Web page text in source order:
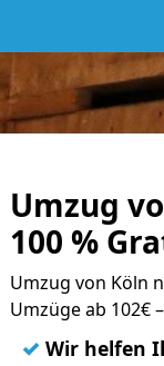
Umzug
100 %
Umzug von Köln
Umzüge ab 102€
✓ Wir helfen